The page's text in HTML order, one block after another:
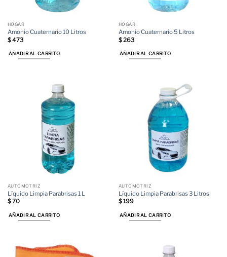
HOGAR
Amonio Cuaternario 10 Litros
$473
AÑADIR AL CARRITO
HOGAR
Amonio Cuaternario 5 Litros
$263
AÑADIR AL CARRITO
AUTOMOTRIZ
Líquido Limpia Parabrisas 1 L
$70
AÑADIR AL CARRITO
AUTOMOTRIZ
Líquido Limpia Parabrisas 3 Litros
$199
AÑADIR AL CARRITO